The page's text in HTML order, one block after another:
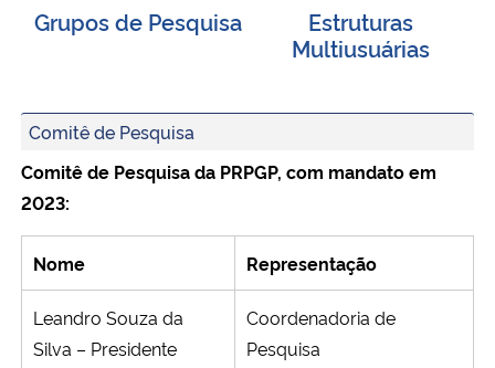
Grupos de Pesquisa
Estruturas
Multiusuárias
Comitê de Pesquisa
Comitê de Pesquisa da PRPGP, com mandato em
2023:
Nome Representação
Leandro Souza da
Silva – Presidente
Coordenadoria de
Pesquisa